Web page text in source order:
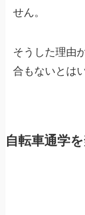
せん。
そうした理由
合もないとは
自転車通学